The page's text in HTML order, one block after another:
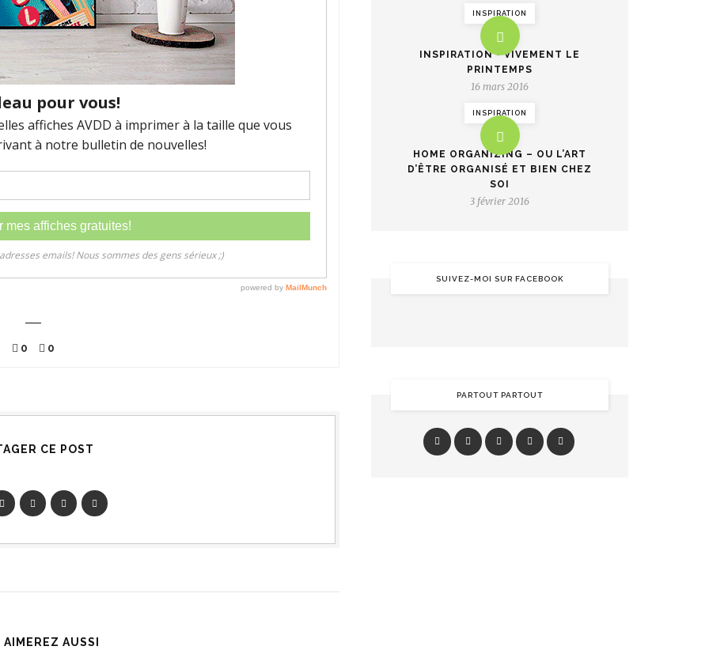
0 0
CE POST
AIMEREZ AUSSI
INSPIRATION
INSPIRATION • VIVEMENT LE
PRINTEMPS
16 mars 2016
INSPIRATION
HOME ORGANIZING – OU L’ART
D’ÊTRE ORGANISÉ ET BIEN CHEZ
SOI
3 février 2016
SUIVEZ-MOI SUR FACEBOOK
PARTOUT PARTOUT